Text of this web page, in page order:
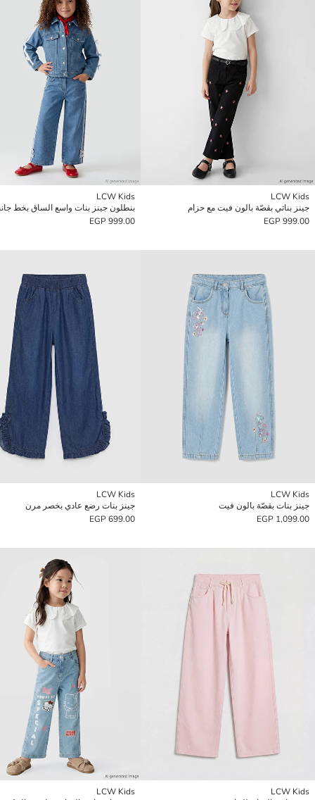
LCW Kids
جينز بناتي بقصّة بالون فيت مع حزام
999.00 EGP
LCW Kids
بنطلون جينز بنات واسع الساق بخط
999.00 EGP
LCW Kids
جينز بنات بقصّة بالون فيت
1,099.00 EGP
LCW Kids
جينز بنات رضع عادي بخصر مرن
699.00 EGP
LCW Kids
LCW Kids